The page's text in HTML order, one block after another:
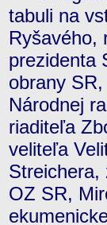
tabuli na
Ryšavého,
prezidenta
obrany
Národnej
riaditeľa
veliteľa
Streichera,
OZ SR,